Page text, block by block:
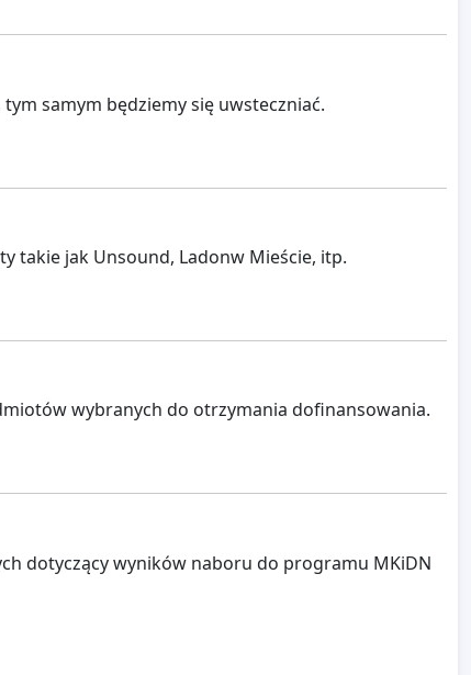
samym będziemy się uwsteczniać.
takie jak Unsound, Ladonw Mieście, itp.
wybranych do otrzymania dofinansowania.
dotyczący wyników naboru do programu MKiDN